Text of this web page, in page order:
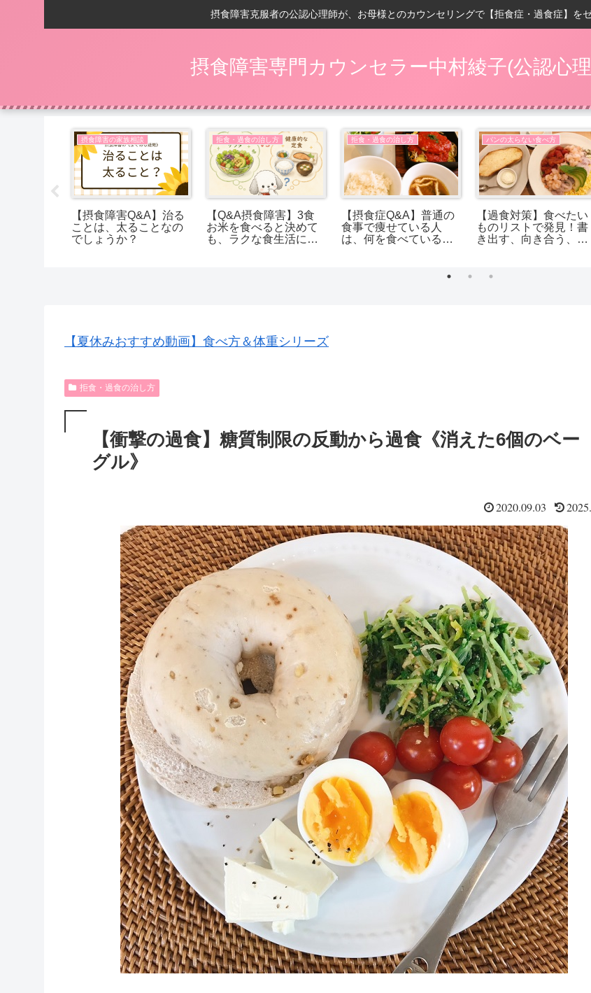
摂食障害克服者の公認心理師が、お母様とのカウンセリングで【拒食症・過食症】を
摂食障害専門カウンセラー中村綾子(公認心
摂食障害の家族相談
【摂食障害Q&A】治る
ことは、太ることなの
でしょうか？
拒食・過食の治し方
【Q&A摂食障害】3食
お米を食べると決めて
も、ラクな食生活に逃
拒食・過食の治し方
【摂食症Q&A】普通の
食事で痩せている人
は、何を食べているの
パンの太らない食べ方
【過食対策】食べたい
ものリストで発見！書
き出す、向き合う、回
【夏休みおすすめ動画】食べ方＆体重シリーズ
拒食・過食の治し方
【衝撃の過食】糖質制限の反動から過食《消えた6個のベー
グル》
2020.09.03